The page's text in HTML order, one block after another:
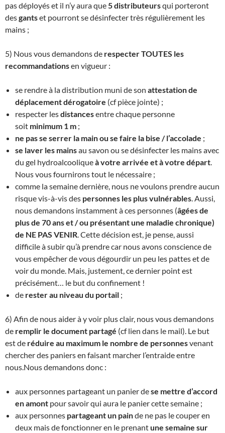
pas déployés et il n’y aura que5 distributeursqui porteront
desgantset pourront se désinfecter très régulièrement les
mains ;
5) Nous vous demandons de respecter TOUTES les
recommandationsen vigueur :
se rendre à la distribution muni de son attestation de
déplacement dérogatoire (cf pièce jointe) ;
respecter lesdistancesentre chaque personne
soit minimum 1 m ;
ne pas se serrer la main ou se faire la bise / l’accolade ;
se laver les mainsau savon ou se désinfecter les mains avec
du gel hydroalcooliqueà votre arrivée et à votre départ.
Nous vous fournirons tout le nécessaire ;
comme la semaine dernière, nous ne voulons prendre aucun
risque vis-à-vis des personnes les plus vulnérables. Aussi,
nous demandons instamment à ces personnes (âgées de
plus de 70 ans et / ou présentant une maladie chronique)
de NE PAS VENIR. Cette décision est, je pense, aussi
difficile à subir qu’à prendre car nous avons conscience de
vous empêcher de vous dégourdir un peu les pattes et de
voir du monde. Mais, justement, ce dernier point est
précisément… le but du confinement !
de rester au niveau du portail ;
6) Afin de nous aider à y voir plus clair, nous vous demandons
de remplir le document partagé (cf lien dans le mail). Le but
est de réduire au maximum le nombre de personnesvenant
chercher des paniers en faisant marcher l’entraide entre
nous.Nous demandons donc :
aux personnes partageant un panier dese mettre d’accord
en amont pour savoir qui aura le panier cette semaine ;
aux personnes partageant un painde ne pas le couper en
deux mais de fonctionner en le prenantune semaine sur